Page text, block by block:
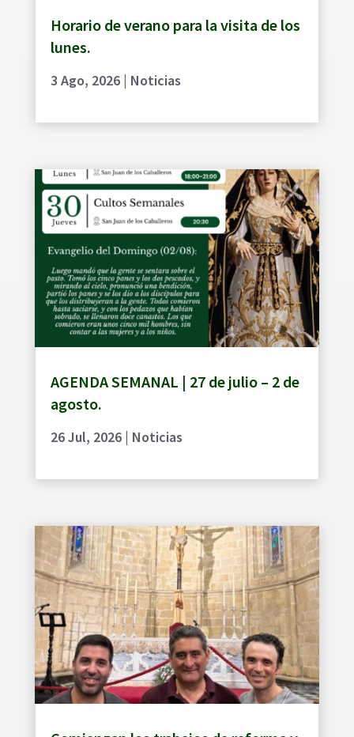
Horario de verano para la visita de los
lunes.
3 Ago, 2026| Noticias
AGENDA SEMANAL | 27 de julio – 2 de
agosto.
26 Jul, 2026| Noticias